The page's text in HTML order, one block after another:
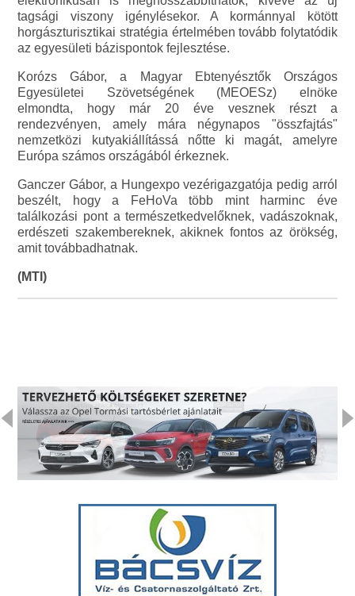
tagsági viszony igénylésekor. A kormánnyal kötött
horgászturisztikai stratégia értelmében tovább folytatódik
az egyesületi bázispontok fejlesztése.
Korózs Gábor, a Magyar Ebtenyésztők Országos
Egyesületei Szövetségének (MEOESz) elnöke
elmondta, hogy már 20 éve vesznek részt a
rendezvényen, amely mára négynapos "összfajtás"
nemzetközi kutyakiállítássá nőtte ki magát, amelyre
Európa számos országából érkeznek.
Ganczer Gábor, a Hungexpo vezérigazgatója pedig arról
beszélt, hogy a FeHoVa több mint harminc éve
találkozási pont a természetkedvelőknek, vadászoknak,
erdészeti szakembereknek, akiknek fontos az örökség,
amit továbbadhatnak.
(MTI)